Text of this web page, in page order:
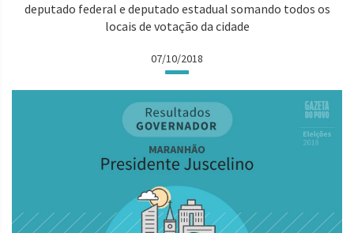
deputado federal e deputado estadual somando todos os
locais de votação da cidade
07/10/2018